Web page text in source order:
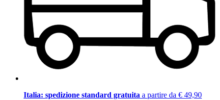
Italia: spedizione standard gratuita a partire da € 49,90